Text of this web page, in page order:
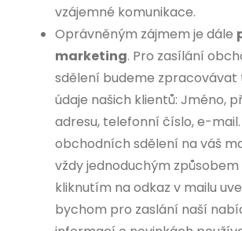
vzájemné komunikace.
Oprávněným zájmem je dále
marketing. Pro zasílání
sdělení budeme
údaje našich klientů: Jméno,
adresu, telefonní číslo, e-
obchodních sdělení na váš
vždy jednoduchým
kliknutím na odkaz v mailu
bychom pro zaslání naší